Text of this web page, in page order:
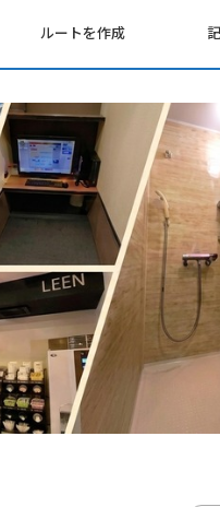
ルートを作成